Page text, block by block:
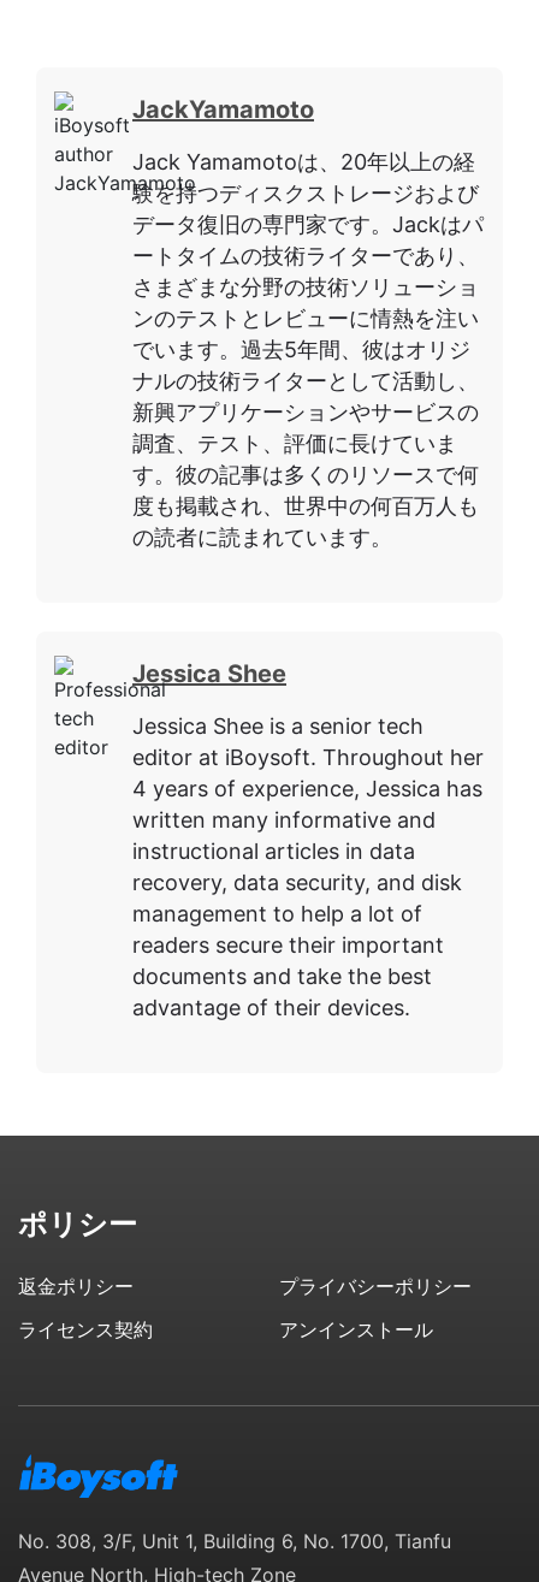
JackYamamoto
Jack Yamamotoは、20年以上の経
験を持つディスクストレージおよび
データ復旧の専門家です。Jackはパ
ートタイムの技術ライターであり、
さまざまな分野の技術ソリューショ
ンのテストとレビューに情熱を注い
でいます。過去5年間、彼はオリジ
ナルの技術ライターとして活動し、
新興アプリケーションやサービスの
調査、テスト、評価に長けていま
す。彼の記事は多くのリソースで何
度も掲載され、世界中の何百万人も
の読者に読まれています。
Jessica Shee
Jessica Shee is a senior tech
editor at iBoysoft. Throughout her
4 years of experience, Jessica has
written many informative and
instructional articles in data
recovery, data security, and disk
management to help a lot of
readers secure their important
documents and take the best
advantage of their devices.
ポリシー
返金ポリシー
プライバシーポリシー
ライセンス契約
アンインストール
No. 308, 3/F, Unit 1, Building 6, No. 1700, Tianfu
Avenue North, High-tech Zone